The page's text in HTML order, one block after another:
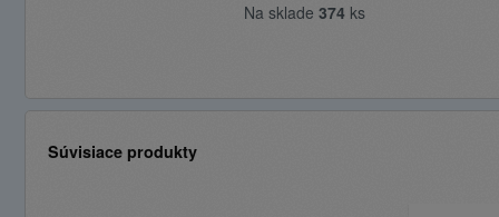
Na sklade 374ks
Súvisiace produkty